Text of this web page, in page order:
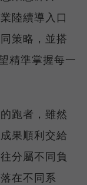
陸續導入口
策略，並搭
精準掌握每一
跑者，雖然
果順利交給
分屬不同負
在不同系